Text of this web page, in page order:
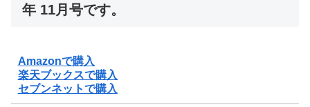
年 11月号です。
Amazonで購入
楽天ブックスで購入
セブンネットで購入